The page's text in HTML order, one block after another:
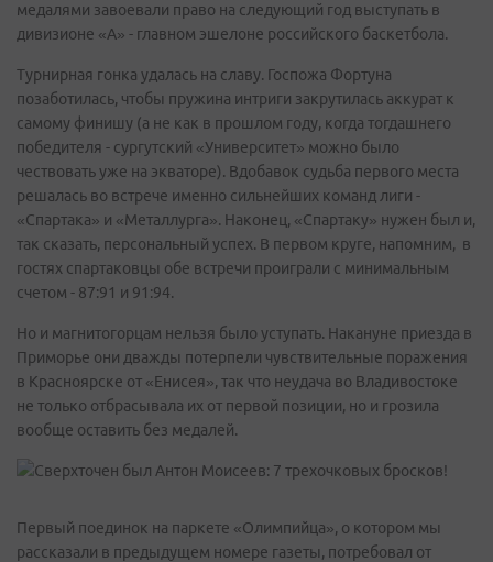
медалями завоевали право на следующий год выступать в
дивизионе «А» - главном эшелоне российского баскетбола.
Турнирная гонка удалась на славу. Госпожа Фортуна
позаботилась, чтобы пружина интриги закрутилась аккурат к
самому финишу (а не как в прошлом году, когда тогдашнего
победителя - сургутский «Университет» можно было
чествовать уже на экваторе). Вдобавок судьба первого места
решалась во встрече именно сильнейших команд лиги -
«Спартака» и «Металлурга». Наконец, «Спартаку» нужен был и,
так сказать, персональный успех. В первом круге, напомним, в
гостях спартаковцы обе встречи проиграли с минимальным
счетом - 87:91 и 91:94.
Но и магнитогорцам нельзя было уступать. Накануне приезда в
Приморье они дважды потерпели чувствительные поражения
в Красноярске от «Енисея», так что неудача во Владивостоке
не только отбрасывала их от первой позиции, но и грозила
вообще оставить без медалей.
Первый поединок на паркете «Олимпийца», о котором мы
рассказали в предыдущем номере газеты, потребовал от